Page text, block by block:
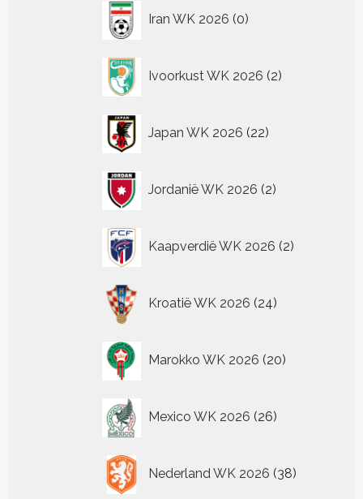
Iran WK 2026 0
producten
Ivoorkust WK 2026 2
producten
Japan WK 2026 22
producten
Jordanië WK 2026 2
producten
Kaapverdië WK 2026 2
producten
Kroatië WK 2026 24
producten
Marokko WK 2026 20
producten
Mexico WK 2026 26
producten
Nederland WK 2026 38
producten